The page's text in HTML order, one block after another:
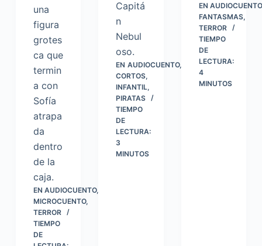
una
figura
grotes
ca que
termin
a con
Sofía
atrapa
da
dentro
de la
caja.
EN AUDIOCUENTO,
MICROCUENTO,
TERROR
TIEMPO
DE
Capitá
n
Nebul
oso.
EN AUDIOCUENTO,
CORTOS,
INFANTIL,
PIRATAS
TIEMPO
DE
LECTURA:
3
MINUTOS
EN AUDIOCUENTO
FANTASMAS,
TERROR
TIEMPO
DE
LECTURA:
4
MINUTOS